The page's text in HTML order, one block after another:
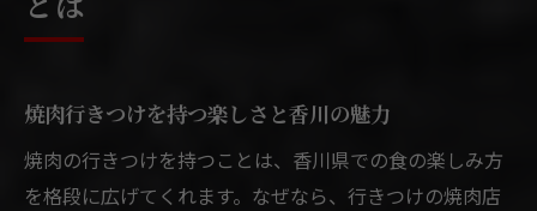
焼肉文化が息づく香川グルメの魅力
行きつけで味わう香川県流焼肉の真髄
焼肉を堪能したい人必見の香川県の楽しみ方
焼肉行きつけを持つ楽しさと香川の魅力
焼肉の行きつけを持つことは、香川県での食の楽しみ方
を格段に広げてくれます。なぜなら、行きつけの焼肉店